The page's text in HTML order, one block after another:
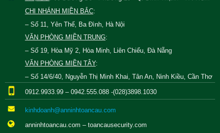
CHI NHÁNH MIỀN BẮC:
– Số 11, Yên Thế, Ba Đình, Hà Nội
VĂN PHÒNG MIỀN TRUNG:
– Số 19, Hòa Mỹ 2, Hòa Minh, Liên Chiểu, Đà Nẵng
VĂN PHÒNG MIỀN TÂY:
– Số 14/6/40, Nguyễn Thị Minh Khai, Tân An, Ninh Kiều, Cần Thơ
0912.9933.99 – 0942.555.088 -(028)3898.1030
kinhdoanh@anninhtoancau.com
anninhtoancau.com – toancausecurity.com